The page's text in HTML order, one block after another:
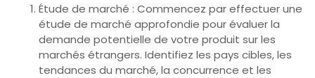
Étude de marché : Commencez par effectuer une
étude de marché approfondie pour évaluer la
demande potentielle de votre produit sur les
marchés étrangers. Identifiez les pays cibles, les
tendances du marché, la concurrence et les